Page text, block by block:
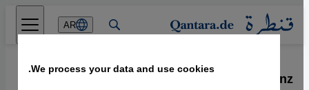
Direkt zum Inhalt springen
AR
Interview mit Wolfgang Benz
·
13.04.2010
We process your data and use cookies.